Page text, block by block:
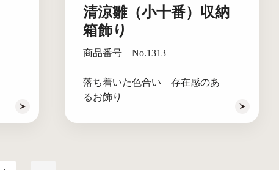
清涼雛（小十番）収納
箱飾り
商品番号 No.1313
落ち着いた色合い 存在感のあ
るお飾り